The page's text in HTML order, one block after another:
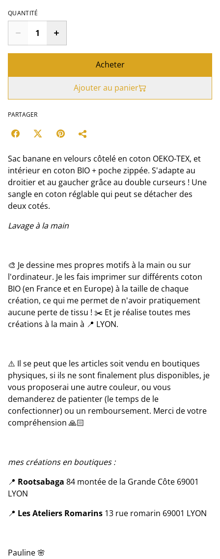
QUANTITÉ
Acheter
Ajouter au panier
PARTAGER
Sac banane en velours côtelé en coton OEKO-TEX, et
intérieur en coton BIO + poche zippée. S'adapte au
droitier et au gaucher grâce au double curseurs ! Une
sangle en coton réglable qui peut se détacher des
deux cotés.
Lavage à la main
🎨 Je dessine mes propres motifs à la main ou sur
l'ordinateur. Je les fais imprimer sur différents coton
BIO (en France et en Europe) à la taille de chaque
création, ce qui me permet de n'avoir pratiquement
aucune perte de tissu ! ✂️ Et je réalise toutes mes
créations à la main à 📍 LYON.
⚠️ Il se peut que les articles soit vendu en boutiques
physiques, si ils ne sont finalement plus disponibles, je
vous proposerai une autre couleur, ou vous
demanderez de patienter (le temps de le
confectionner) ou un remboursement. Merci de votre
compréhension 🙏🏻
mes créations en boutiques :
📍 Rootsabaga 84 montée de la Grande Côte 69001
LYON
📍 Les Ateliers Romarins 13 rue romarin 69001 LYON
Pauline 🌸